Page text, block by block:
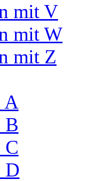
mit V
mit W
mit Z
A
B
D